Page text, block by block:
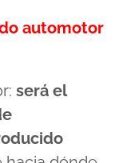
automotor
será el